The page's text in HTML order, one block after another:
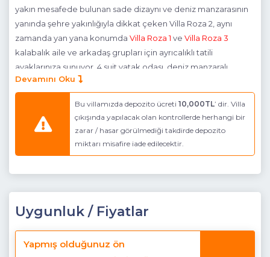
yakın mesafede bulunan sade dizaynı ve deniz manzarasının
yanında şehre yakınlığıyla dikkat çeken Villa Roza 2, aynı
zamanda yan yana konumda Villa Roza 1 ve Villa Roza 3
kalabalık aile ve arkadaş grupları için ayrıcalıklı tatili
ayaklarınıza sunuyor. 4 suit yatak odası, deniz manzaralı
amerikan mutfak & salonda geçireceğiniz keyif dolu
zamanlar, sizin için bir farklılık olacaktır...
Havuz Katı Terası:Güneşlenme alanı, Özel havuz
Özel çocuk havuzu, 6 Adet şezlong,Masa Tenisi ,Güneş
Çocuk Havuz Ebatları ,En: 2,50 m Boy: 2,50 m Derinlik: 0.95
Mutfak: Modern Amerikan Mutfak, Deniz manzaralı (Zemin
Devamını Oku
Bu villamızda depozito ücreti 10,000TL’ dir. Villa
çıkışında yapılacak olan kontrollerde herhangi bir
zarar / hasar görülmediği takdirde depozito
miktarı misafire iade edilecektir.
Uygunluk / Fiyatlar
Yapmış olduğunuz ön